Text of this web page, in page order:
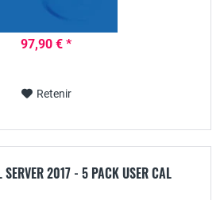
97,90 € *
Retenir
SERVER 2017 - 5 PACK USER CAL